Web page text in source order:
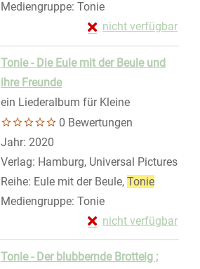
Mediengruppe: Tonie
nicht verfügbar
Exemplar-Details
Zum Download von
Tonie - Die Eule mit der Beule und
ihre Freunde
ein Liederalbum für Kleine
0 Bewertungen
Suche nach diesem Verfasser
Jahr: 2020
Verlag: Hamburg, Universal Pictures
Reihe: Eule mit der Beule, Tonie
Mediengruppe: Tonie
nicht verfügbar
Exemplar-Details
Zum Download von
Tonie - Der blubbernde Brotteig ;